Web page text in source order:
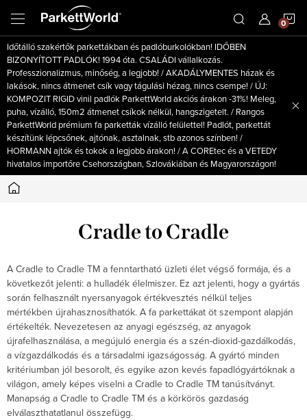
fő
tartalomhoz
Időtálló szakértők parkettákban és padlóburkolókban! IDŐBEN
BIZONYÍTOTT PADLÓK! 1994 óta. CSALÁDI vállalkozás.
Professzionalizmus, minőség, a legjobb! / AKADÁLYMENTES házak és
lakások, nincs átmenet csík vagy tágulási hézag, nincs csempe! / ÚJ:
KOMPOZIT RIGID vinil padlók ParkettWorld akciós árakon -31%! Meleg,
puha, vízálló, 150m2 átmenet csíkok nélkül, hangszigetelt. / Rangos
ParkettWorld prémium fa parketták vízálló felülettel! Padlót, parkettát
készítünk lépcsőnek, ajtónak, asztalnak, stb azonos színben! /
HORMANN ajtók és tokok a legjobb árakon! / A COREtec és a VETEDY
hivatalos importőre Csehországban, Szlovákiában és Magyarországon!
Kezdőlap
Cradle to Cradle
A Cradle to Cradle TM a fenntartható üzleti élet végső formája, és a
következőt jelenti: a hulladék élelmiszer. Ez azt jelenti, hogy a gyártás
során felhasznált nyersanyagok értékvesztés nélkül teljes
mértékben újrahasznosíthatók. A fa parkettákat öt szempont alapján
értékelték. Nevezetesen az anyagi egészség, az anyagok
újrafelhasználása, a megújuló energia és a szén-dioxid-gazdálkodás,
a vízgazdálkodás és a társadalmi igazságosság. A gyártó minden
kritériumban jól besorolt, és egyike azon kevés fapadlógyártóknak a
világon, amely képes viselni a Cradle to Cradle TM tanúsítványt.
Manapság a Cradle to Cradle TM és a körkörös gazdaság
elválaszthatatlanul összefügg.